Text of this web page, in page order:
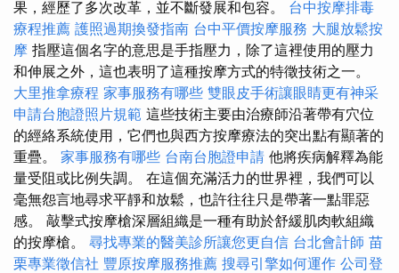
果，經歷了多次改革，並不斷發展和包容。 台中按摩排毒
療程推薦 護照過期換發指南 台中平價按摩服務 大腿放鬆按
摩 指壓這個名字的意思是手指壓力，除了這裡使用的壓力
和伸展之外，這也表明了這種按摩方式的特徵技術之一。
大里推拿療程 家事服務有哪些 雙眼皮手術讓眼睛更有神采
申請台胞證照片規範 這些技術主要由治療師沿著帶有穴位
的經絡系統使用，它們也與西方按摩療法的突出點有顯著的
重疊。 家事服務有哪些 台南台胞證申請 他將疾病解釋為能
量受阻或比例失調。 在這個充滿活力的世界裡，我們可以
毫無怨言地尋求平靜和放鬆，也許往往只是帶著一點罪惡
感。 敲擊式按摩槍深層組織是一種有助於舒緩肌肉軟組織
的按摩槍。 尋找專業的醫美診所讓您更自信 台北會計師 苗
栗專業徵信社 豐原按摩服務推薦 搜尋引擎如何運作 公司登